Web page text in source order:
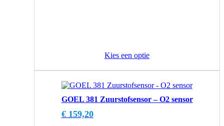
Kies een optie
GOEL 381 Zuurstofsensor – O2 sensor
€159,20